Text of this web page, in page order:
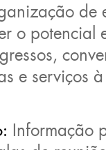
de
o potencial
e serviços
Informação